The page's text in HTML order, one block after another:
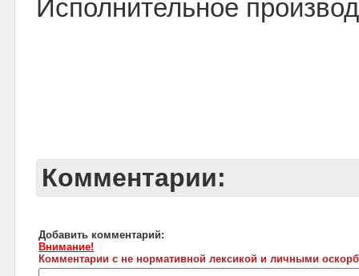
Исполнительное
Комментарии:
Добавить комментарий:
Внимание!
Комментарии с не нормативной лексикой и личными